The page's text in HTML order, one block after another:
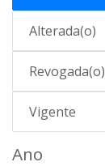
Alterada(o)
Revogada(o)
Vigente
Ano